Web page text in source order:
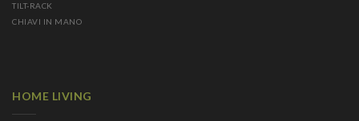
TILT-RACK
CHIAVI IN MANO
HOME LIVING